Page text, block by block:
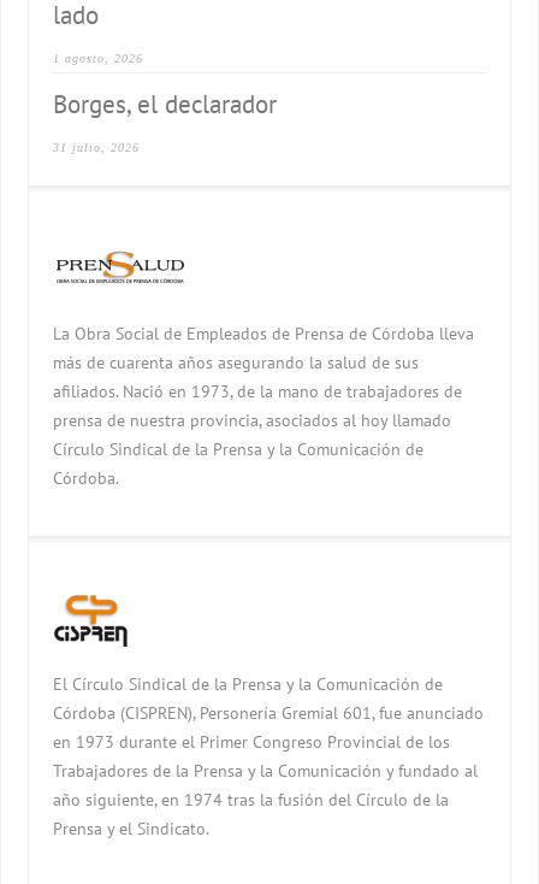
lado
1 agosto, 2026
Borges, el declarador
31 julio, 2026
La Obra Social de Empleados de Prensa de Córdoba lleva
más de cuarenta años asegurando la salud de sus
afiliados. Nació en 1973, de la mano de trabajadores de
prensa de nuestra provincia, asociados al hoy llamado
Círculo Sindical de la Prensa y la Comunicación de
Córdoba.
El Círculo Sindical de la Prensa y la Comunicación de
Córdoba (CISPREN), Personería Gremial 601, fue anunciado
en 1973 durante el Primer Congreso Provincial de los
Trabajadores de la Prensa y la Comunicación y fundado al
año siguiente, en 1974 tras la fusión del Círculo de la
Prensa y el Sindicato.